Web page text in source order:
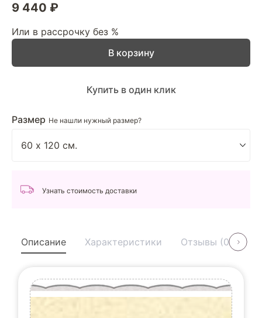
9 440 ₽
Или в рассрочку без %
Размер Не нашли нужный размер?
В корзину
Купить в один клик
Узнать стоимость доставки
Описание Характеристики Отзывы (0)